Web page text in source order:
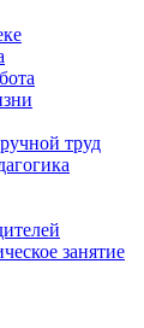
труд
занятие